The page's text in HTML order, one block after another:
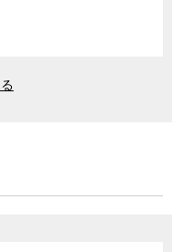
ように行われる。著作者
げになっている面もある